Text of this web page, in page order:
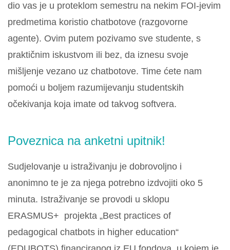
dio vas je u proteklom semestru na nekim FOI-jevim
predmetima koristio chatbotove (razgovorne
agente). Ovim putem pozivamo sve studente, s
praktičnim iskustvom ili bez, da iznesu svoje
mišljenje vezano uz chatbotove. Time ćete nam
pomoći u boljem razumijevanju studentskih
očekivanja koja imate od takvog softvera.
Poveznica na anketni upitnik!
Sudjelovanje u istraživanju je dobrovoljno i
anonimno te je za njega potrebno izdvojiti oko 5
minuta. Istraživanje se provodi u sklopu
ERASMUS+ projekta „Best practices of
pedagogical chatbots in higher education“